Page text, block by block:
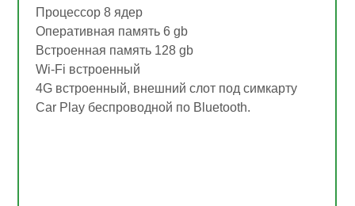
Процессор 8 ядер
Оперативная память 6 gb
Встроенная память 128 gb
Wi-Fi встроенный
4G встроенный, внешний слот под симкарту
Car Play беспроводной по Bluetooth.